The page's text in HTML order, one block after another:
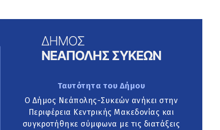
Ταυτότητα του Δήμου
Ο Δήμος Νεάπολης-Συκεών ανήκει στην
Περιφέρεια Κεντρικής Μακεδονίας και
συγκροτήθηκε σύμφωνα με τις διατάξεις